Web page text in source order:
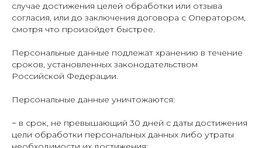
случае достижения целей обработки или отзыва
согласия, или до заключения договора с Оператором,
смотря что произойдет быстрее.
Персональные данные подлежат хранению в течение
сроков, установленных законодательством
Российской Федерации.
Персональные данные уничтожаются:
− в срок, не превышающий 30 дней с даты достижения
цели обработки персональных данных либо утраты